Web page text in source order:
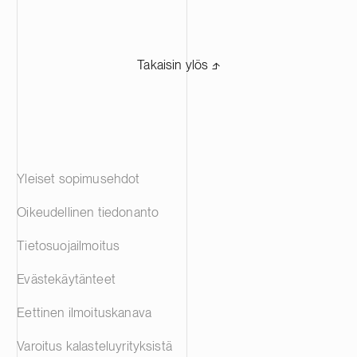
Takaisin ylös ⬏
Yleiset sopimusehdot
Oikeudellinen tiedonanto
Tietosuojailmoitus
Evästekäytänteet
Eettinen ilmoituskanava
Varoitus kalasteluyrityksistä